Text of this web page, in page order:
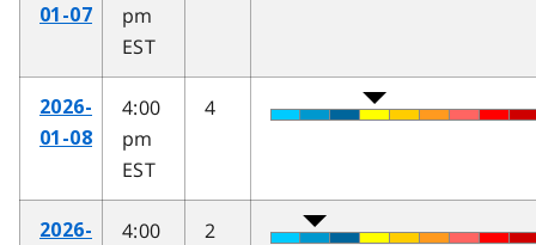
01-07
pm
EST
2026-
01-08
4:00
pm
EST
4
2026-
4:00
2